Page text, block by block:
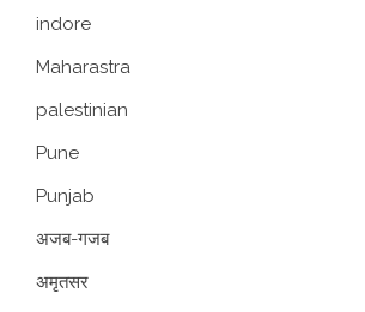
indore
Maharastra
palestinian
Pune
Punjab
अजब-गजब
अमृतसर